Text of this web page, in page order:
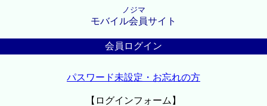
ノジマ
モバイル会員サイト
会員ログイン
パスワード未設定・お忘れの方
【ログインフォーム】